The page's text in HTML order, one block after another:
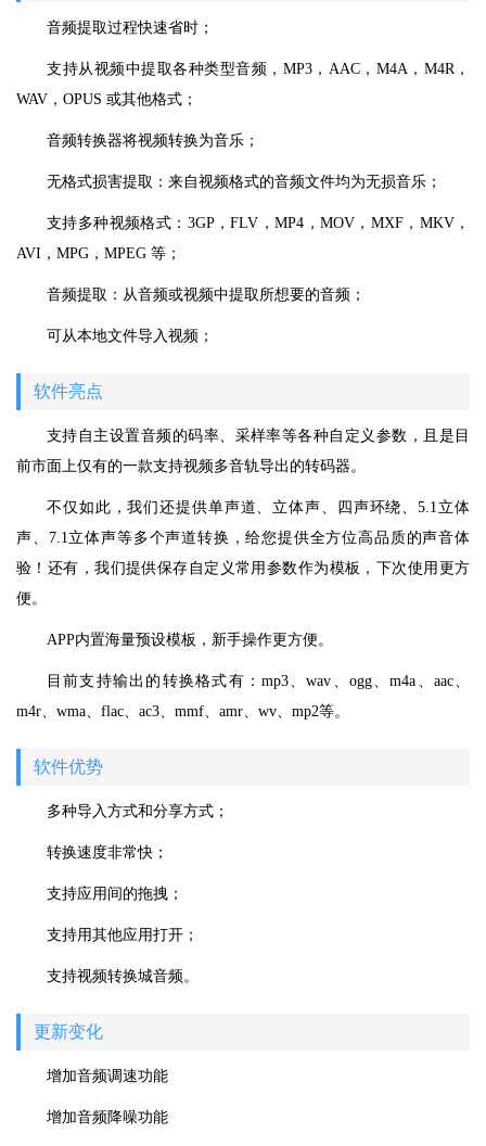
音频提取过程快速省时；
支持从视频中提取各种类型音频，MP3，AAC，M4A，M4R，
WAV，OPUS 或其他格式；
音频转换器将视频转换为音乐；
无格式损害提取：来自视频格式的音频文件均为无损音乐；
支持多种视频格式：3GP，FLV，MP4，MOV，MXF，MKV，
AVI，MPG，MPEG 等；
音频提取：从音频或视频中提取所想要的音频；
可从本地文件导入视频；
软件亮点
支持自主设置音频的码率、采样率等各种自定义参数，且是目
前市面上仅有的一款支持视频多音轨导出的转码器。
不仅如此，我们还提供单声道、立体声、四声环绕、5.1立体
声、7.1立体声等多个声道转换，给您提供全方位高品质的声音体
验！还有，我们提供保存自定义常用参数作为模板，下次使用更方
便。
APP内置海量预设模板，新手操作更方便。
目前支持输出的转换格式有：mp3、wav、ogg、m4a、aac、
m4r、wma、flac、ac3、mmf、amr、wv、mp2等。
软件优势
多种导入方式和分享方式；
转换速度非常快；
支持应用间的拖拽；
支持用其他应用打开；
支持视频转换城音频。
更新变化
增加音频调速功能
增加音频降噪功能